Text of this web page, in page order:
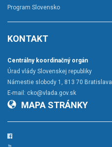
Program Slovensko
KONTAKT
Centrálny koordinačný orgán
Úrad vlády Slovenskej republiky
Námestie slobody 1, 813 70 Bratislava
E-mail: cko@vlada.gov.sk
MAPA STRÁNKY
Facebook